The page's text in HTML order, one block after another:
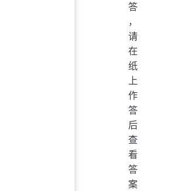
答
，
请
在
纸
上
作
答
后
查
看
答
案